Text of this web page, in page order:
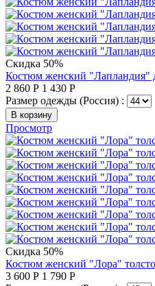
Скидка 50%
Костюм женский "Лапландия"
2 860 Р 1 430 Р
Размер одежды (Россия) :
В корзину
Просмотр
Скидка 50%
Костюм женский "Лора"
3 600 Р 1 790 Р